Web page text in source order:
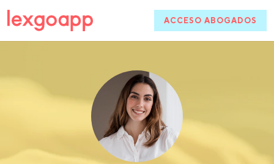
ACCESO ABOGADOS